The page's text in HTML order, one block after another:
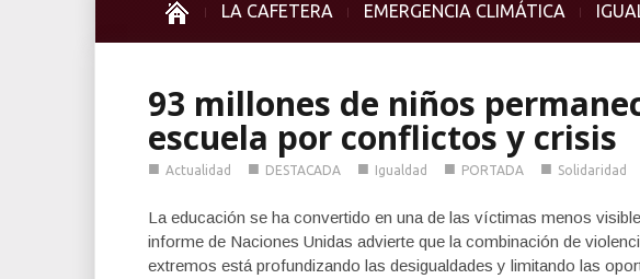
LA CAFETERA EMERGENCIA CLIMÁTICA
93 millones de niños
escuela por conflictos y crisis
■ Actualidad ■ DESTACADA ■ Igualdad ■ PORTADA ■ Solidaridad
La educación se ha convertido en una de las víctimas menos
informe de Naciones Unidas advierte que la combinación de
extremos está profundizando las desigualdades y limitando las